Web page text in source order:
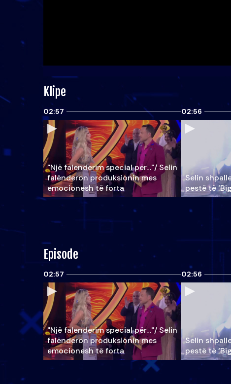
Klipe
02:57
"Një falenderim special për…"/ Selin
falënderon produksionin mes
emocionesh të forta
02:56
Selin
pestë të
Episode
02:57
"Një falenderim special për…"/ Selin
falënderon produksionin mes
emocionesh të forta
02:56
Selin
pestë të